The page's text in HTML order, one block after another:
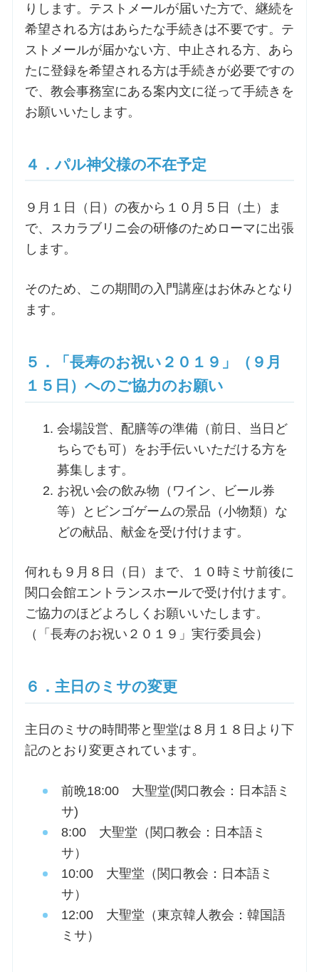
りします。テストメールが届いた方で、継続を
希望される方はあらたな手続きは不要です。テ
ストメールが届かない方、中止される方、あら
たに登録を希望される方は手続きが必要ですの
で、教会事務室にある案内文に従って手続きを
お願いいたします。
４．パル神父様の不在予定
９月１日（日）の夜から１０月５日（土）ま
で、スカラブリニ会の研修のためローマに出張
します。
そのため、この期間の入門講座はお休みとなり
ます。
５．「長寿のお祝い２０１９」（９月
１５日）へのご協力のお願い
会場設営、配膳等の準備（前日、当日ど
ちらでも可）をお手伝いいただける方を
募集します。
お祝い会の飲み物（ワイン、ビール券
等）とビンゴゲームの景品（小物類）な
どの献品、献金を受け付けます。
何れも９月８日（日）まで、１０時ミサ前後に
関口会館エントランスホールで受け付けます。
ご協力のほどよろしくお願いいたします。
（「長寿のお祝い２０１９」実行委員会）
６．主日のミサの変更
主日のミサの時間帯と聖堂は８月１８日より下
記のとおり変更されています。
前晩18:00 大聖堂(関口教会：日本語ミ
サ)
8:00 大聖堂（関口教会：日本語ミ
サ）
10:00 大聖堂（関口教会：日本語ミ
サ）
12:00 大聖堂（東京韓人教会：韓国語
ミサ）